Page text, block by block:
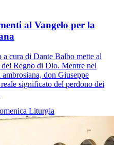
al Vangelo per la
cura di Dante Balbo mette al
Regno di Dio. Mentre nel
don Giuseppe
significato del perdono dei
Liturgia